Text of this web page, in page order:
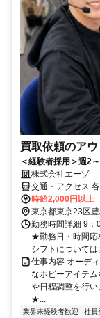
買取依頼のア
＜経験者採用＞週2
株式会社エーゾ
交通・アクセス
時給2,000円以上
東京都東京23区
勤務時間詳細 9
★勤務日・時間
シフトについては
仕事内容 オーデ
なホビーアイテ
や日程調整を行
★...
業界未経験者歓迎 社員